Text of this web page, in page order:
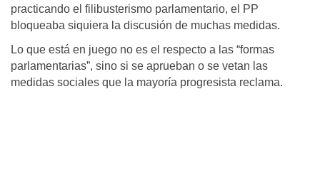
practicando el filibusterismo parlamentario, el PP
bloqueaba siquiera la discusión de muchas medidas.
Lo que está en juego no es el respecto a las “formas
parlamentarias”, sino si se aprueban o se vetan las
medidas sociales que la mayoría progresista reclama.